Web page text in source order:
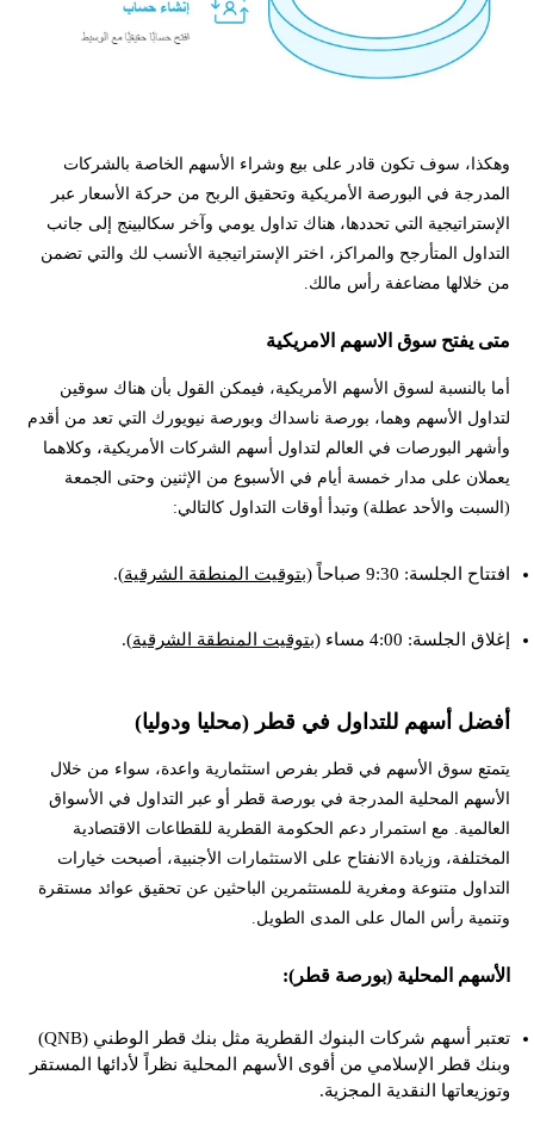
وهكذا، سوف تكون قادر على بيع وشراء الأسهم الخاصة بالشركات
المدرجة في البورصة الأمريكية وتحقيق الربح من حركة الأسعار عبر
الإستراتيجية التي تحددها، هناك تداول يومي وآخر سكالبينج إلى جانب
التداول المتأرجح والمراكز، اختر الإستراتيجية الأنسب لك والتي تضمن
من خلالها مضاعفة رأس مالك.
متى يفتح سوق الاسهم الامريكية
أما بالنسبة لسوق الأسهم الأمريكية، فيمكن القول بأن هناك سوقين
لتداول الأسهم وهما، بورصة ناسداك وبورصة نيويورك التي تعد من أقدم
وأشهر البورصات في العالم لتداول أسهم الشركات الأمريكية، وكلاهما
يعملان على مدار خمسة أيام في الأسبوع من الإثنين وحتى الجمعة
(السبت والأحد عطلة) وتبدأ أوقات التداول كالتالي:
افتتاح الجلسة: 9:30 صباحاً ( بتوقيت المنطقة الشرقية).
إغلاق الجلسة: 4:00 مساء ( بتوقيت المنطقة الشرقية).
أفضل أسهم للتداول في قطر (محليا ودوليا)
يتمتع سوق الأسهم في قطر بفرص استثمارية واعدة، سواء من خلال
الأسهم المحلية المدرجة في بورصة قطر أو عبر التداول في الأسواق
العالمية. مع استمرار دعم الحكومة القطرية للقطاعات الاقتصادية
المختلفة، وزيادة الانفتاح على الاستثمارات الأجنبية، أصبحت خيارات
التداول متنوعة ومغرية للمستثمرين الباحثين عن تحقيق عوائد مستقرة
وتنمية رأس المال على المدى الطويل.
الأسهم المحلية (بورصة قطر):
تعتبر أسهم شركات البنوك القطرية مثل بنك قطر الوطني (QNB)
وبنك قطر الإسلامي من أقوى الأسهم المحلية نظراً لأدائها المستقر
وتوزيعاتها النقدية المجزية.